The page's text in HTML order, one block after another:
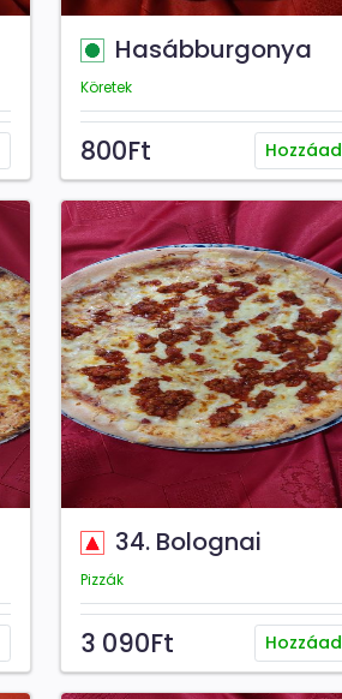
Hasábburgonya
Köretek
800Ft Hozzáad
34. Bolognai
Pizzák
3 090Ft Hozzáad